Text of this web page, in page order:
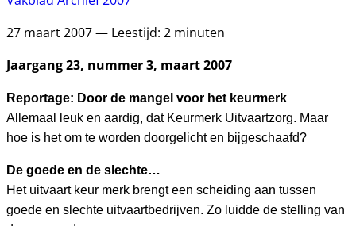
27 maart 2007 — Leestijd: 2 minuten
Jaargang 23, nummer 3, maart 2007
Reportage: Door de mangel voor het keurmerk
Allemaal leuk en aardig, dat Keurmerk Uitvaartzorg. Maar
hoe is het om te worden doorgelicht en bijgeschaafd?
De goede en de slechte…
Het uitvaart keur merk brengt een scheiding aan tussen
goede en slechte uitvaartbedrijven. Zo luidde de stelling van